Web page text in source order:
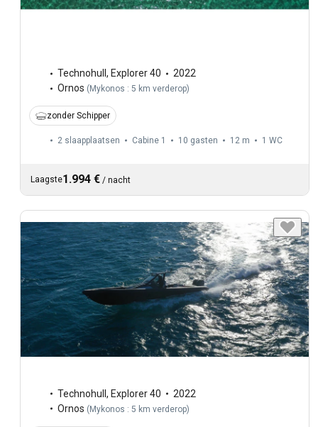
Technohull , Explorer 40
2022
Ornos ( Mykonos : 5 km verderop)
zonder Schipper
2 slaapplaatsen Cabine 1 10 gasten 12 m 1 WC
Laagste1.994 € / nacht
Technohull , Explorer 40
2022
Ornos ( Mykonos : 5 km verderop)